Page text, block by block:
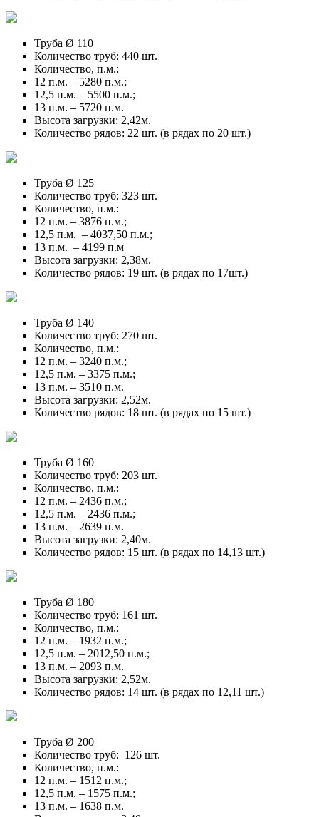
Труба Ø 110
Количество труб: 440 шт.
Количество, п.м.:
12 п.м. – 5280 п.м.;
12,5 п.м. – 5500 п.м.;
13 п.м. – 5720 п.м.
Высота загрузки: 2,42м.
Количество рядов: 22 шт. (в рядах по 20 шт.)
Труба Ø 125
Количество труб: 323 шт.
Количество, п.м.:
12 п.м. – 3876 п.м.;
12,5 п.м. – 4037,50 п.м.;
13 п.м. – 4199 п.м
Высота загрузки: 2,38м.
Количество рядов: 19 шт. (в рядах по 17шт.)
Труба Ø 140
Количество труб: 270 шт.
Количество, п.м.:
12 п.м. – 3240 п.м.;
12,5 п.м. – 3375 п.м.;
13 п.м. – 3510 п.м.
Высота загрузки: 2,52м.
Количество рядов: 18 шт. (в рядах по 15 шт.)
Труба Ø 160
Количество труб: 203 шт.
Количество, п.м.:
12 п.м. – 2436 п.м.;
12,5 п.м. – 2436 п.м.;
13 п.м. – 2639 п.м.
Высота загрузки: 2,40м.
Количество рядов: 15 шт. (в рядах по 14,13 шт.)
Труба Ø 180
Количество труб: 161 шт.
Количество, п.м.:
12 п.м. – 1932 п.м.;
12,5 п.м. – 2012,50 п.м.;
13 п.м. – 2093 п.м.
Высота загрузки: 2,52м.
Количество рядов: 14 шт. (в рядах по 12,11 шт.)
Труба Ø 200
Количество труб: 126 шт.
Количество, п.м.:
12 п.м. – 1512 п.м.;
12,5 п.м. – 1575 п.м.;
13 п.м. – 1638 п.м.